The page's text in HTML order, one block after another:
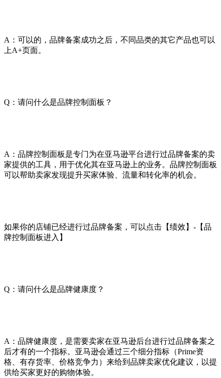
A：可以的，品牌备案成功之后，不同品类的其它产品也可以
上A+页面。
Q：请问什么是品牌控制面板？
A：品牌控制面板是专门为在亚马逊平台进行过品牌备案的卖
家提供的工具，用于优化其在亚马逊上的业务。品牌控制面板
可以帮助卖家发现提升买家体验、流量和转化率的机会。
如果你的店铺已经进行过品牌备案，可以点击【绩效】-【品
牌控制面板进入】
Q：请问什么是品牌健康度？
A：品牌健康度，是需要卖家在亚马逊后台进行过品牌备案之
后才有的一个指标。亚马逊会通过三个细分指标（Prime资
格、有存货率、价格竞争力）来给到品牌卖家优化建议，以提
供给买家更好的购物体验。